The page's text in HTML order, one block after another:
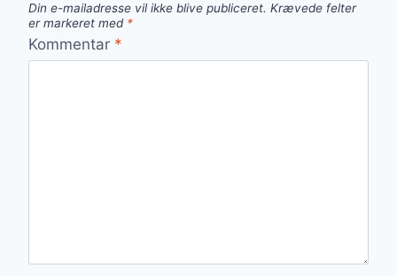
Din e-mailadresse vil ikke blive publiceret. Krævede felter
er markeret med *
Kommentar *